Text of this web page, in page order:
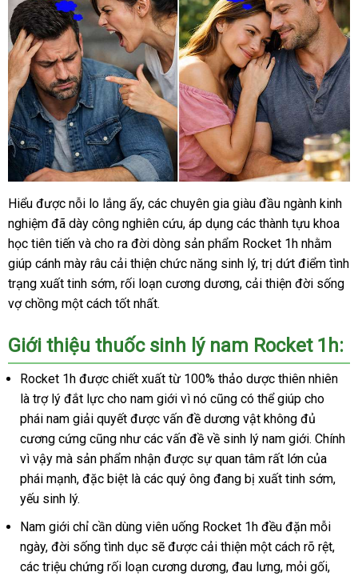
Hiểu được nỗi lo lắng ấy, các chuyên gia giàu đầu ngành kinh
nghiệm đã dày công nghiên cứu, áp dụng các thành tựu khoa
học tiên tiến và cho ra đời dòng sản phẩm Rocket 1h nhằm
giúp cánh mày râu cải thiện chức năng sinh lý, trị dứt điểm tình
trạng xuất tinh sớm, rối loạn cương dương, cải thiện đời sống
vợ chồng một cách tốt nhất.
Giới thiệu thuốc sinh lý nam Rocket 1h:
Rocket 1h được chiết xuất từ 100% thảo dược thiên nhiên
là trợ lý đắt lực cho nam giới vì nó cũng có thể giúp cho
phái nam giải quyết được vấn đề dương vật không đủ
cương cứng cũng như các vấn đề về sinh lý nam giới. Chính
vì vậy mà sản phẩm nhận được sự quan tâm rất lớn của
phái mạnh, đặc biệt là các quý ông đang bị xuất tinh sớm,
yếu sinh lý.
Nam giới chỉ cần dùng viên uống Rocket 1h đều đặn mỗi
ngày, đời sống tình dục sẽ được cải thiện một cách rõ rệt,
các triệu chứng rối loạn cương dương, đau lưng, mỏi gối,